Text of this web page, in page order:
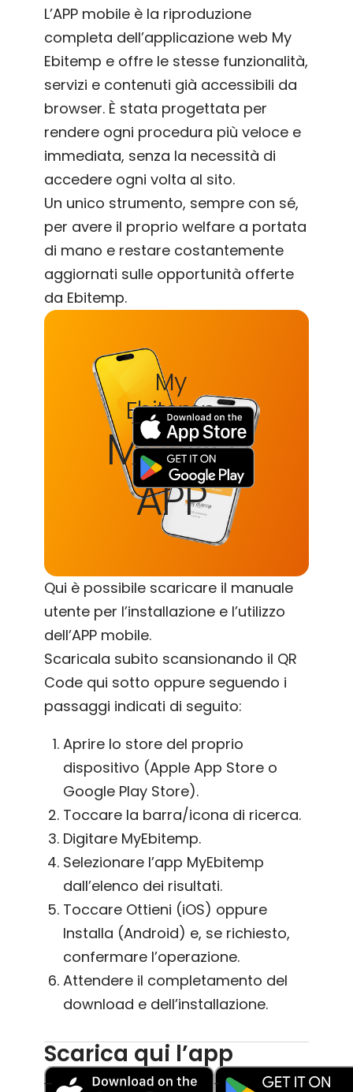
L’APP mobile è la riproduzione
completa dell’applicazione web My
Ebitemp e offre le stesse funzionalità,
servizi e contenuti già accessibili da
browser. È stata progettata per
rendere ogni procedura più veloce e
immediata, senza la necessità di
accedere ogni volta al sito.
Un unico strumento, sempre con sé,
per avere il proprio welfare a portata
di mano e restare costantemente
aggiornati sulle opportunità offerte
da Ebitemp.
My
Ebitemp
Mobile
APP
Qui è possibile scaricare il manuale
utente per l’installazione e l’utilizzo
dell’APP mobile.
Scaricala subito scansionando il QR
Code qui sotto oppure seguendo i
passaggi indicati di seguito:
Aprire lo store del proprio
dispositivo (Apple App Store o
Google Play Store).
Toccare la barra/icona di ricerca.
Digitare MyEbitemp.
Selezionare l’app MyEbitemp
dall’elenco dei risultati.
Toccare Ottieni (iOS) oppure
Installa (Android) e, se richiesto,
confermare l’operazione.
Attendere il completamento del
download e dell’installazione.
Scarica qui l’app